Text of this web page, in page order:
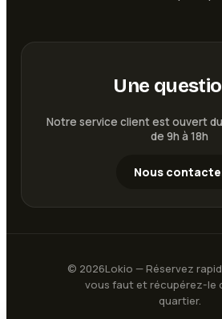
Une
Notre service client est ouvert
de 9h à 18h
Nous
© 2026Lokio — Réservez
vous faut et récupérez-le
quartier.